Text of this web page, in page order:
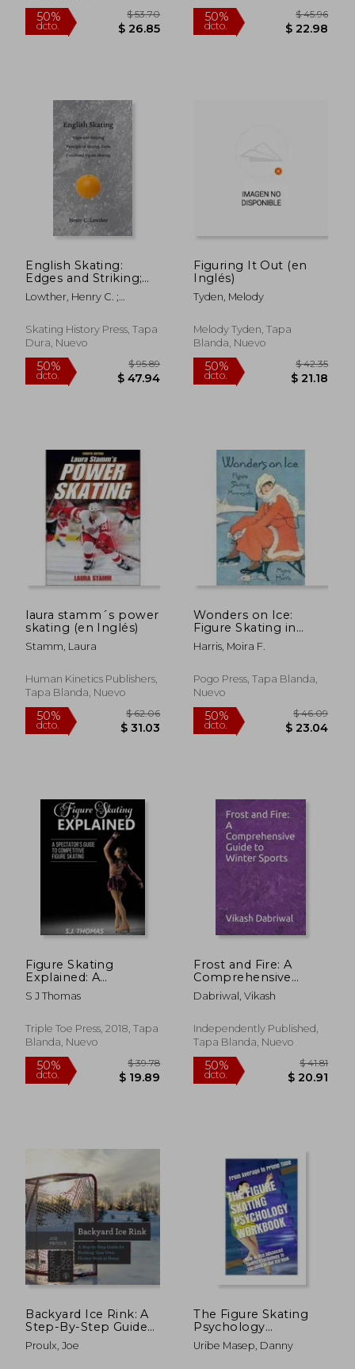
50% $ 91.14 50% $
50%
dcto. $ 26.85
50%
dcto.
English Skating:
Edges and Striking;
Principle of Skating
Turns; Combined
Inglés)
Lowther, Henry C. ;
Skating History Press, Tapa
Dura, Nuevo
50%
dcto.
$ 95.89
$ 47.94
Figuring It Out (en
Inglés)
Tyden, Melody
Melody Tyden, Tapa
Blanda, Nuevo
50%
dcto.
laura stamm´s power
skating (en Inglés)
Stamm, Laura
Human Kinetics Publishers,
Tapa Blanda, Nuevo
Wonders on Ice:
Figure Skating in
Minnesota (en Inglés)
Harris, Moira F.
Pogo Press, Tapa Blanda,
Nuevo
Figure Skating
Explained: A
Spectator's Guide to
Figure Skating (en
S J Thomas
Triple Toe Press, 2018, Tapa
Blanda, Nuevo
Frost and Fire: A
Comprehensive
Guide to Winter
Sports (en Inglés)
Dabriwal, Vikash
Independently Published,
Tapa Blanda, Nuevo
Backyard Ice Rink: A
Step-By-Step Guide
for Building Your
Own Hockey Rink at
Proulx, Joe
The Figure Skating
Psychology
Workbook: How to
Use Advanced Sports
Uribe Masep, Danny